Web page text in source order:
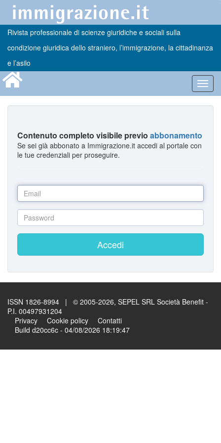
Rivista professionale di scienze giuridiche e sociali sulla
condizione giuridica dello straniero, l’immigrazione, la cittadinanza
e l’asilo
Contenuto completo visibile previo abbonamento
Se sei già abbonato a Immigrazione.it accedi al portale con
le tue credenziali per proseguire.
Accedi
ISSN 1826-8994 | © 2005-2026, SEPEL SRL Società Benefit -
P.I. 00497931204
Privacy
Cookie policy
Contatti
Build d20cc6c - 04/08/2026 18:19:47